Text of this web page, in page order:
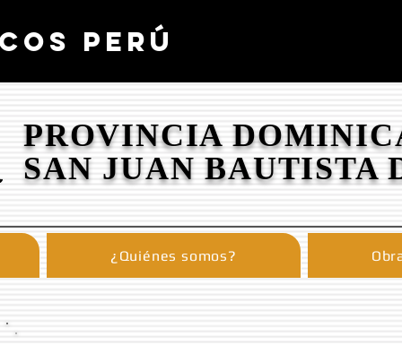
PERÚ
PROVINCIA
SAN JUAN BAUTISTA
¿Quiénes somos?